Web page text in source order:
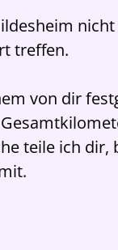
treffen.
von dir
teile ich dir,